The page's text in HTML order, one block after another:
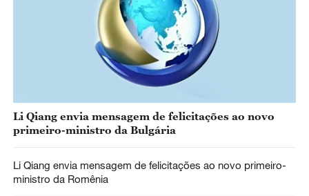
Li Qiang envia mensagem de felicitações ao novo
primeiro-ministro da Bulgária
Li Qiang envia mensagem de felicitações ao novo primeiro-
ministro da Romênia